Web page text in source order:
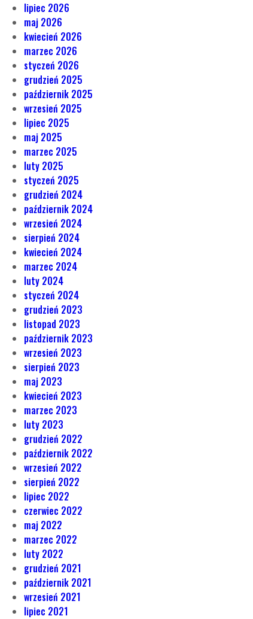
lipiec 2026
maj 2026
kwiecień 2026
marzec 2026
styczeń 2026
grudzień 2025
październik 2025
wrzesień 2025
lipiec 2025
maj 2025
marzec 2025
luty 2025
styczeń 2025
grudzień 2024
październik 2024
wrzesień 2024
sierpień 2024
kwiecień 2024
marzec 2024
luty 2024
styczeń 2024
grudzień 2023
listopad 2023
październik 2023
wrzesień 2023
sierpień 2023
maj 2023
kwiecień 2023
marzec 2023
luty 2023
grudzień 2022
październik 2022
wrzesień 2022
sierpień 2022
lipiec 2022
czerwiec 2022
maj 2022
marzec 2022
luty 2022
grudzień 2021
październik 2021
wrzesień 2021
lipiec 2021